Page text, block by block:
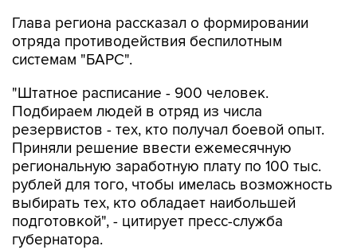
Глава региона рассказал о формировании
отряда противодействия беспилотным
системам "БАРС".
"Штатное расписание - 900 человек.
Подбираем людей в отряд из числа
резервистов - тех, кто получал боевой опыт.
Приняли решение ввести ежемесячную
региональную заработную плату по 100 тыс.
рублей для того, чтобы имелась возможность
выбирать тех, кто обладает наибольшей
подготовкой", - цитирует пресс-служба
губернатора.